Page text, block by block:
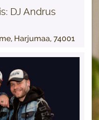
DJ Andrus
Harjumaa, 74001